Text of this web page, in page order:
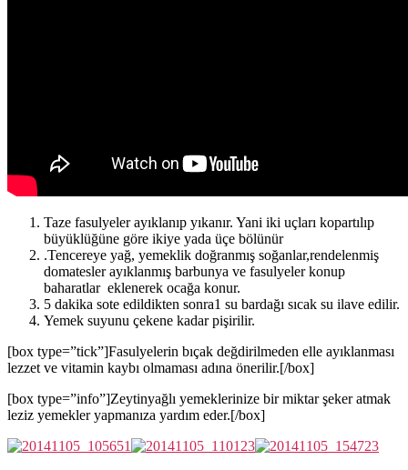
Taze fasulyeler ayıklanıp yıkanır. Yani iki uçları kopartılıp
büyüklüğüne göre ikiye yada üçe bölünür
.Tencereye yağ, yemeklik doğranmış soğanlar,rendelenmiş
domatesler ayıklanmış barbunya ve fasulyeler konup
baharatlar eklenerek ocağa konur.
5 dakika sote edildikten sonra1 su bardağı sıcak su ilave edilir.
Yemek suyunu çekene kadar pişirilir.
[box type=”tick”]Fasulyelerin bıçak değdirilmeden elle ayıklanması
lezzet ve vitamin kaybı olmaması adına önerilir.[/box]
[box type=”info”]Zeytinyağlı yemeklerinize bir miktar şeker atmak
leziz yemekler yapmanıza yardım eder.[/box]